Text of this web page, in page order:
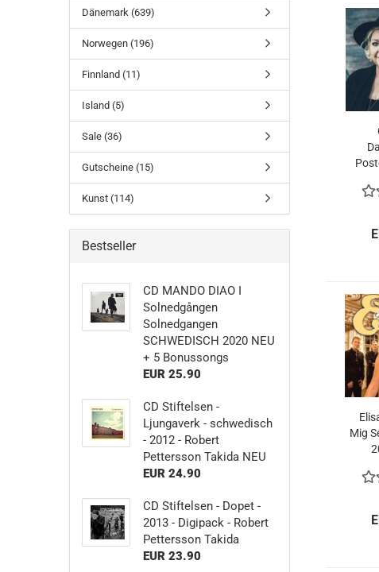
Mig
Dänemark (639)
Norwegen (196)
Finnland (11)
Island (5)
Sale (36)
Gutscheine (15)
Kunst (114)
Bestseller
CD MANDO DIAO I
Solnedgången
Solnedgangen
SCHWEDISCH 2020 NEU
+ 5 Bonussongs
EUR 25.90
CD Stiftelsen -
Ljungaverk - schwedisch
- 2012 - Robert
Pettersson Takida NEU
EUR 24.90
CD Stiftelsen - Dopet -
2013 - Digipack - Robert
Pettersson Takida
EUR 23.90